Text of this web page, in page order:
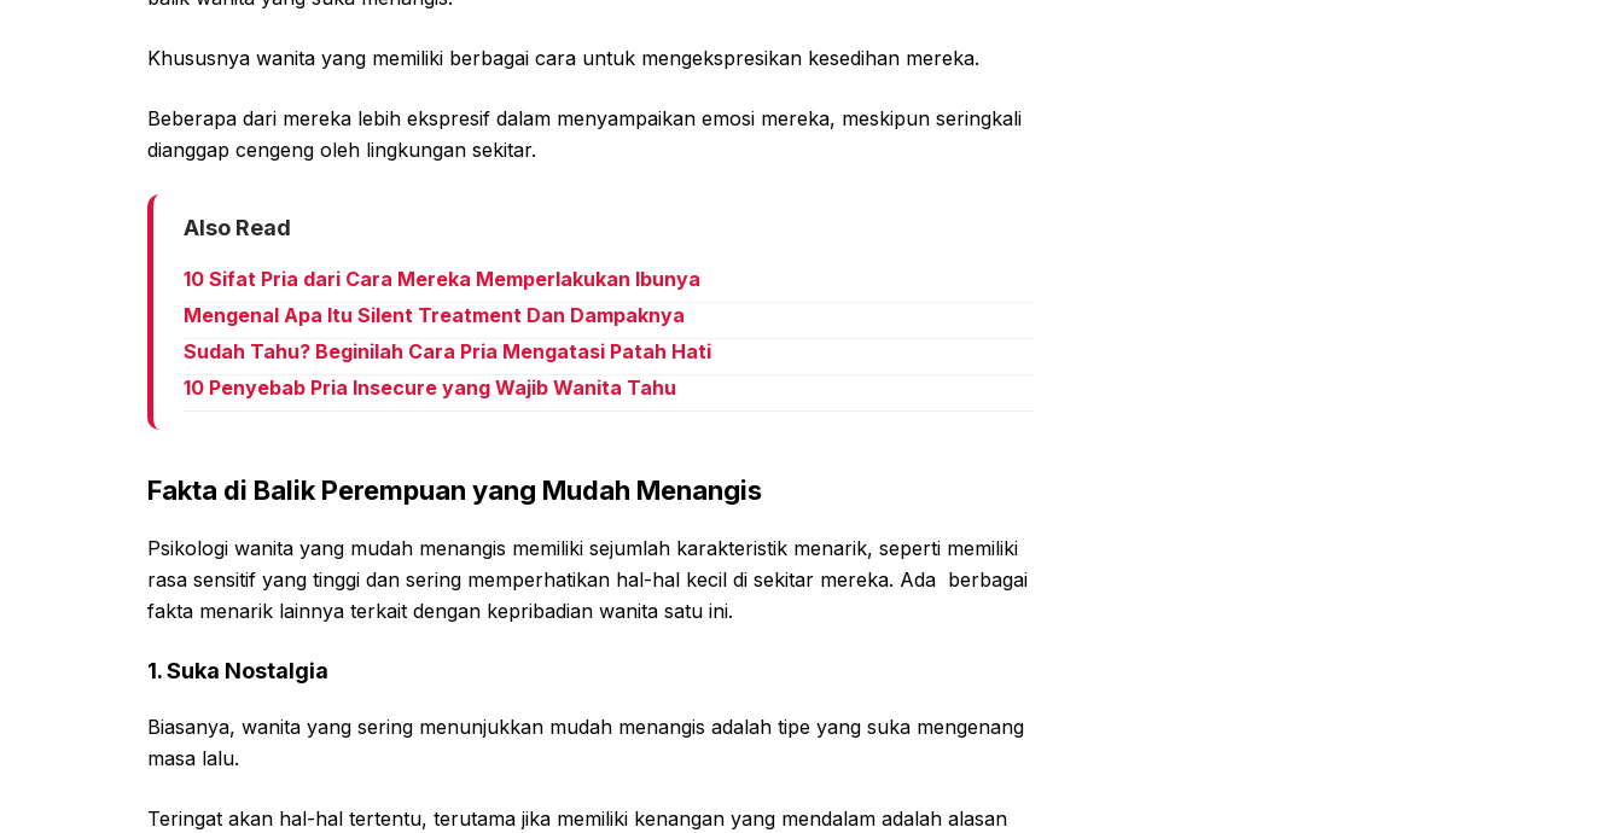
Khususnya wanita yang memiliki berbagai cara untuk mengekspresikan kesedihan mereka.
Beberapa dari mereka lebih ekspresif dalam menyampaikan emosi mereka, meskipun seringkali
dianggap cengeng oleh lingkungan sekitar.
Also Read
10 Sifat Pria dari Cara Mereka Memperlakukan Ibunya
Mengenal Apa Itu Silent Treatment Dan Dampaknya
Sudah Tahu? Beginilah Cara Pria Mengatasi Patah Hati
10 Penyebab Pria Insecure yang Wajib Wanita Tahu
Fakta di Balik Perempuan yang Mudah Menangis
Psikologi wanita yang mudah menangis memiliki sejumlah karakteristik menarik, seperti memiliki
rasa sensitif yang tinggi dan sering memperhatikan hal-hal kecil di sekitar mereka. Ada berbagai
fakta menarik lainnya terkait dengan kepribadian wanita satu ini.
1. Suka Nostalgia
Biasanya, wanita yang sering menunjukkan mudah menangis adalah tipe yang suka mengenang
masa lalu.
Teringat akan hal-hal tertentu, terutama jika memiliki kenangan yang mendalam adalah alasan